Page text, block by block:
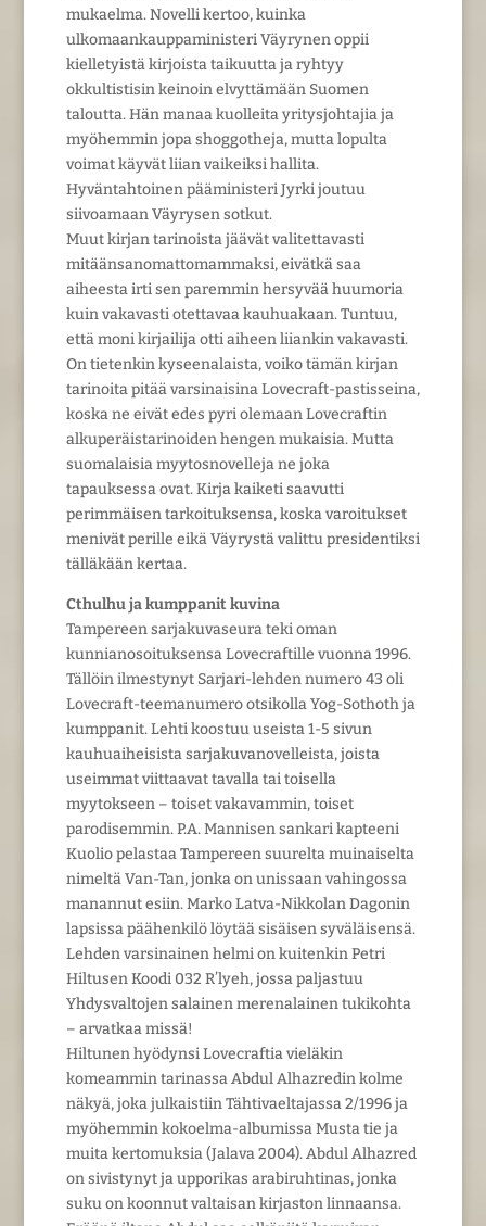
mukaelma. Novelli kertoo, kuinka
ulkomaankauppaministeri Väyrynen oppii
kielletyistä kirjoista taikuutta ja ryhtyy
okkultistisin keinoin elvyttämään Suomen
taloutta. Hän manaa kuolleita yritysjohtajia ja
myöhemmin jopa shoggotheja, mutta lopulta
voimat käyvät liian vaikeiksi hallita.
Hyväntahtoinen pääministeri Jyrki joutuu
siivoamaan Väyrysen sotkut.
Muut kirjan tarinoista jäävät valitettavasti
mitäänsanomattomammaksi, eivätkä saa
aiheesta irti sen paremmin hersyvää huumoria
kuin vakavasti otettavaa kauhuakaan. Tuntuu,
että moni kirjailija otti aiheen liiankin vakavasti.
On tietenkin kyseenalaista, voiko tämän kirjan
tarinoita pitää varsinaisina Lovecraft-pastisseina,
koska ne eivät edes pyri olemaan Lovecraftin
alkuperäistarinoiden hengen mukaisia. Mutta
suomalaisia myytosnovelleja ne joka
tapauksessa ovat. Kirja kaiketi saavutti
perimmäisen tarkoituksensa, koska varoitukset
menivät perille eikä Väyrystä valittu presidentiksi
tälläkään kertaa.
Cthulhu ja kumppanit kuvina
Tampereen sarjakuvaseura teki oman
kunnianosoituksensa Lovecraftille vuonna 1996.
Tällöin ilmestynyt Sarjari-lehden numero 43 oli
Lovecraft-teemanumero otsikolla Yog-Sothoth ja
kumppanit. Lehti koostuu useista 1-5 sivun
kauhuaiheisista sarjakuvanovelleista, joista
useimmat viittaavat tavalla tai toisella
myytokseen – toiset vakavammin, toiset
parodisemmin. P.A. Mannisen sankari kapteeni
Kuolio pelastaa Tampereen suurelta muinaiselta
nimeltä Van-Tan, jonka on unissaan vahingossa
manannut esiin. Marko Latva-Nikkolan Dagonin
lapsissa päähenkilö löytää sisäisen syväläisensä.
Lehden varsinainen helmi on kuitenkin Petri
Hiltusen Koodi 032 R’lyeh, jossa paljastuu
Yhdysvaltojen salainen merenalainen tukikohta
– arvatkaa missä!
Hiltunen hyödynsi Lovecraftia vieläkin
komeammin tarinassa Abdul Alhazredin kolme
näkyä, joka julkaistiin Tähtivaeltajassa 2/1996 ja
myöhemmin kokoelma-albumissa Musta tie ja
muita kertomuksia (Jalava 2004). Abdul Alhazred
on sivistynyt ja upporikas arabiruhtinas, jonka
suku on koonnut valtaisan kirjaston linnaansa.